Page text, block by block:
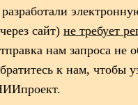
сайт) не требует
нам запроса не
к нам, чтобы